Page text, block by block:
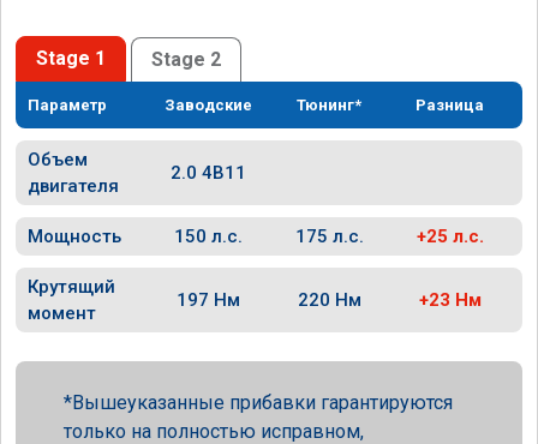
Stage 1 Stage 2
Параметр Заводские Тюнинг* Разница
Объем
двигателя
2.0 4B11
Мощность 150 л.с. 175 л.с. +25 л.с.
Крутящий
момент
197 Нм 220 Нм +23 Нм
Вышеуказанные прибавки гарантируются
только на полностью исправном,